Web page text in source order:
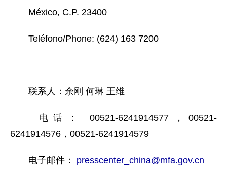
México, C.P. 23400
Teléfono/Phone: (624) 163 7200
联系人：余刚 何琳 王维
电话： 00521-6241914577 ， 00521-
6241914576 ， 00521-6241914579
电子邮件： presscenter_china@mfa.gov.cn